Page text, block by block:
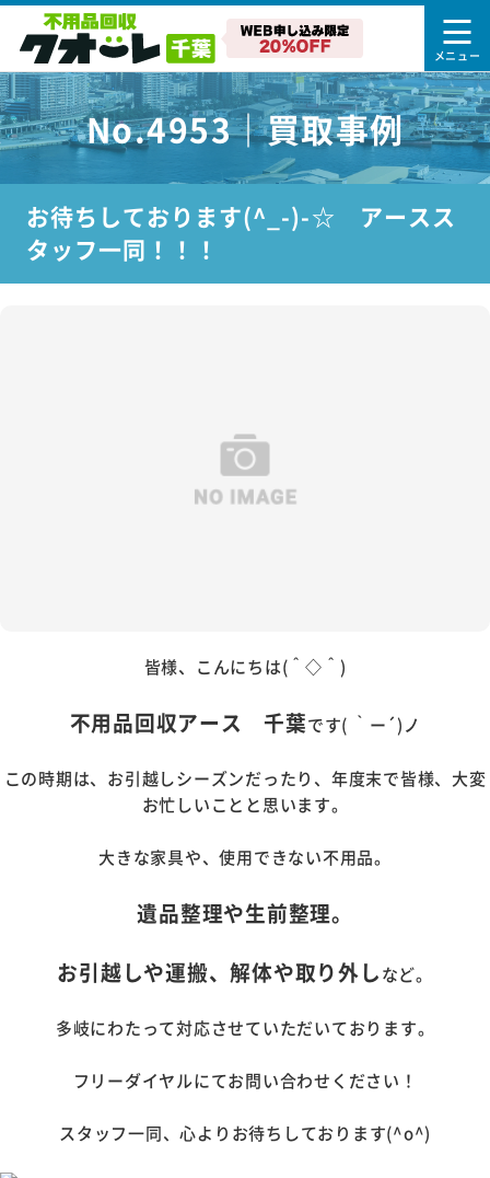
No.4953｜買取事例
お待ちしております(^_-)-☆ アースス
タッフ一同！！！
皆様、こんにちは(＾◇＾)
不用品回収アース 千葉です( ｀ー´)ノ
この時期は、お引越しシーズンだったり、年度末で皆様、大変
お忙しいことと思います。
大きな家具や、使用できない不用品。
遺品整理や生前整理。
お引越しや運搬、解体や取り外しなど。
多岐にわたって対応させていただいております。
フリーダイヤルにてお問い合わせください！
スタッフ一同、心よりお待ちしております(^o^)